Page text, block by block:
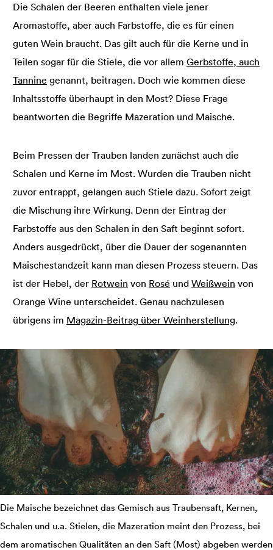
Die Schalen der Beeren enthalten viele jener
Aromastoffe, aber auch Farbstoffe, die es für einen
guten Wein braucht. Das gilt auch für die Kerne und in
Teilen sogar für die Stiele, die vor allem Gerbstoffe, auch
Tannine genannt, beitragen. Doch wie kommen diese
Inhaltsstoffe überhaupt in den Most? Diese Frage
beantworten die Begriffe Mazeration und Maische.
Beim Pressen der Trauben landen zunächst auch die
Schalen und Kerne im Most. Wurden die Trauben nicht
zuvor entrappt, gelangen auch Stiele dazu. Sofort zeigt
die Mischung ihre Wirkung. Denn der Eintrag der
Farbstoffe aus den Schalen in den Saft beginnt sofort.
Anders ausgedrückt, über die Dauer der sogenannten
Maischestandzeit kann man diesen Prozess steuern. Das
ist der Hebel, der Rotwein von Rosé und Weißwein von
Orange Wine unterscheidet. Genau nachzulesen
übrigens im Magazin-Beitrag über Weinherstellung.
Die Maische bezeichnet das Gemisch aus Traubensaft, Kernen,
Schalen und u.a. Stielen, die Mazeration meint den Prozess, bei
dem aromatischen Qualitäten an den Saft (Most) abgeben werden